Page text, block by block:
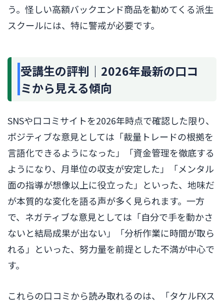
う。怪しい高額バックエンド商品を勧めてくる派生
スクールには、特に警戒が必要です。
受講生の評判｜2026年最新の口コ
ミから見える傾向
SNSや口コミサイトを2026年時点で確認した限り、
ポジティブな意見としては「裁量トレードの根拠を
言語化できるようになった」「資金管理を徹底する
ようになり、月単位の収支が安定した」「メンタル
面の指導が想像以上に役立った」といった、地味だ
が本質的な変化を語る声が多く見られます。一方
で、ネガティブな意見としては「自分で手を動かさ
ないと結局成果が出ない」「分析作業に時間が取ら
れる」といった、努力量を前提とした不満が中心で
す。
これらの口コミから読み取れるのは、「タケルFXス